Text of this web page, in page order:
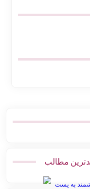
به پست
مطالب